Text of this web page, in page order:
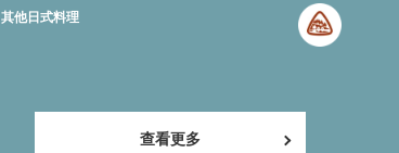
其他日式料理
查看更多